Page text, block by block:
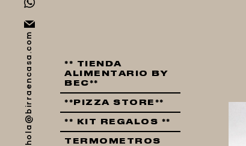
hola@birraencasa.com
** TIENDA
ALIMENTARIO BY
BEC**
**PIZZA STORE**
** KIT REGALOS **
TERMOMETROS